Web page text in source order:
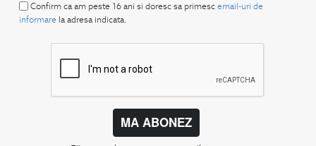
Confirm ca am peste 16 ani si doresc sa primesc email-uri de
informare la adresa indicata.
MA ABONEZ